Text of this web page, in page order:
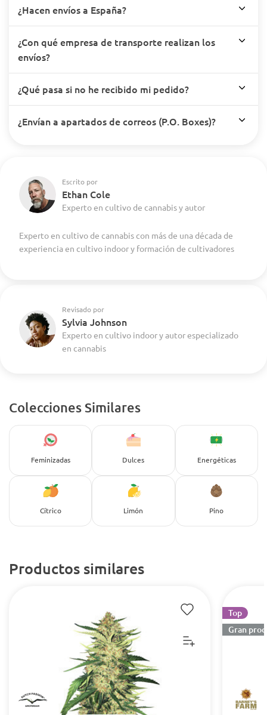
¿Hacen envíos a España?
¿Con qué empresa de transporte realizan los
envíos?
¿Qué pasa si no he recibido mi pedido?
¿Envían a apartados de correos (P.O. Boxes)?
Escrito por
Ethan Cole
Experto en cultivo de cannabis y autor
Experto en cultivo de cannabis con más de una década de
experiencia en cultivo indoor y formación de cultivadores
Revisado por
Sylvia Johnson
Experto en cultivo indoor y autor especializado
en cannabis
Colecciones Similares
Feminizadas Dulces Energéticas
Cítrico Limón Pino
Productos similares
Top
Gran